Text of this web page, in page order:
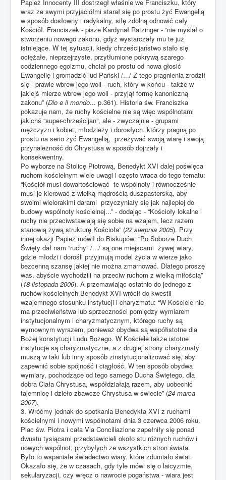
Papież Innocenty III dostrzegł właśnie we Franciszku, który
wraz ze swymi przyjaciółmi starał się po prostu żyć Ewangelią
w sposób dosłowny i radykalny, siłę zdolną odnowić cały
Kościół. Franciszek - pisze Kardynał Ratzinger - “nie myślał o
stworzeniu nowego zakonu, gdyż wystarczały mu te już
istniejące. W tej sytuacji, kiedy chrześcijaństwo stało się
ociężałe, nieprzejrzyste, przytłumione pokrywą szarego
codziennego egoizmu, chciał po prostu od nowa głosić
Ewangelię i gromadzić lud Pański /.../ Z tego pragnienia zrodził
się - prawie wbrew jego woli - ruch, który w końcu - także w
jakiejś mierze wbrew jego woli - przyjął formę kanoniczną
zakonu” (Dio e il mondo... p.361). Historia św. Franciszka
pokazuje nam, że ruchy kościelne nie są więc wspólnotami
jakichś “super-chrześcijan”, ale - zwyczajnie - grupami
mężczyzn i kobiet, młodzieży i dorosłych, którzy pragną po
prostu na serio żyć Ewangelią, przeżywać swoją wiarę i swoją
przynależność do Chrystusa w sposób dojrzały i
konsekwentny.
Po wyborze na Stolicę Piotrową, Benedykt XVI dalej poświęca
ruchom kościelnym wiele uwagi i często wraca do tego tematu:
“Kościół musi dowartościować te wspólnoty i równocześnie
musi je kierować z wielką mądrością duszpasterską, aby
swoimi wielorakimi darami przyczyniały się jak najlepiej do
budowy wspólnoty kościelnej...” - dodając - “Kościoły lokalne i
ruchy nie przeciwstawiają się sobie na wzajem, lecz razem
stanowią żywą strukturę Kościoła” (22 sierpnia 2005). Przy
innej okazji Papież mówił do Biskupów: “Po Soborze Duch
Święty dał nam “ruchy” /.../ są one miejscami żywej wiary,
gdzie młodzi i dorośli przyjmują model życia w wierze jako
bezcenną szansę jakiej nie można zmarnować. Dlatego proszę
was, abyście wychodzili na przeciw ruchom z wielką miłością”
(18 listopada 2006). A przemawiając ostatnio do jednego z
ruchów kościelnych Benedykt XVI wrócił do kwestii
wzajemnego stosunku instytucji i charyzmatu: “W Kościele nie
ma przeciwieństwa lub sprzeczności pomiędzy wymiarem
instytucjonalnym i charyzmatycznym, którego ruchy są
wymownym wyrazem, ponieważ obydwa są współistotne dla
Bożej konstytucji Ludu Bożego. W Kościele także istotne
instytucje są charyzmatyczne, a z drugiej strony charyzmaty
muszą w taki lub inny sposób zinstytucjonalizować się, aby
zapewnić sobie spójność i ciągłość. W ten sposób obydwa
wymiary, pochodzące od tego samego Ducha Świętego, dla
dobra Ciała Chrystusa, współdziałają razem, aby uobecnić
tajemnicę i dzieło zbawcze Chrystusa w świecie” (24 marca
2007).
3. Wróćmy jednak do spotkania Benedykta XVI z ruchami
kościelnymi i nowymi wspólnotami dnia 3 czerwca 2006 roku.
Plac św. Piotra i cała Via Conciliazione zapełniły się ponad
dwustu tysiącami przedstawicieli około stu różnych ruchów i
nowych wspólnot, przybyłych ze wszystkich stron świata.
Było to wspaniałe świadectwo wiary, które zdumiało świat.
Okazało się, że w czasach, gdy tyle mówi się o laicyzmie,
sekularyzacji, czy wręcz o nawrocie pogaństwa - wiara jest